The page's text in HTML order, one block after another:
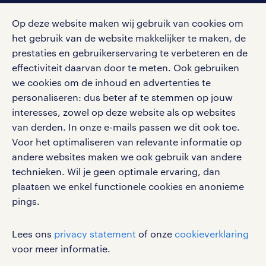
Op deze website maken wij gebruik van cookies om
het gebruik van de website makkelijker te maken, de
prestaties en gebruikerservaring te verbeteren en de
effectiviteit daarvan door te meten. Ook gebruiken
we cookies om de inhoud en advertenties te
personaliseren: dus beter af te stemmen op jouw
interesses, zowel op deze website als op websites
van derden. In onze e-mails passen we dit ook toe.
Voor het optimaliseren van relevante informatie op
andere websites maken we ook gebruik van andere
technieken. Wil je geen optimale ervaring, dan
plaatsen we enkel functionele cookies en anonieme
pings.
Lees ons privacy statement of onze cookieverklaring
voor meer informatie.
personeel gezocht
aanmelden nieuwsbrief
blogs en artikelen
salarischecker
bruto-netto calculator
onze vestigingen
pers
klachten en misstanden
Met de randstad nl app zet je de volgende stap in je
carrière. Bekijk je rooster of salaris, zoek vacatures
en ontvang berichten van je intercedent.
Eenvoudig, snel en overal.
apple app store
google play store
social media
Volg ons voor de leukste content omtrent
vacatures, solliciteren en inspiratie.